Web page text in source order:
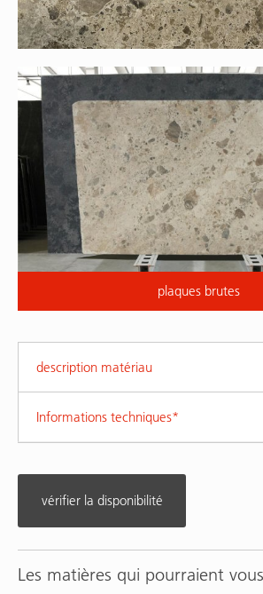
plaques brutes
description matériau
Informations techniques*
vérifier la disponibilité
Les matières qui pourraient